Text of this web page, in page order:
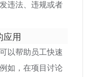
违法、违规或者
应用
以帮助员工快速
如，在项目讨论